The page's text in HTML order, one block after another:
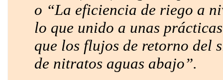
o “La eficiencia de riego a
lo que unido a unas
que los flujos de retorno del
de nitratos aguas abajo”.